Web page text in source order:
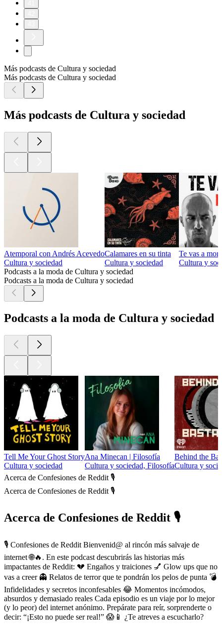
Más podcasts de Cultura y sociedad
Más podcasts de Cultura y sociedad
Más podcasts de Cultura y sociedad
Atemporal con Andrés Acevedo
Cultura y sociedad
Calamares en su tinta
Cultura y sociedad
Te vas a
Cultura y
Podcasts a la moda de Cultura y sociedad
Podcasts a la moda de Cultura y sociedad
Podcasts a la moda de Cultura y sociedad
Tell Me Your Ghost Story
Cultura y sociedad
Ana Minecan | Filosofía
Cultura y sociedad, Filosofía
Behind the
Cultura y
Acerca de Confesiones de Reddit 🎙️
Acerca de Confesiones de Reddit 🎙️
Acerca de Confesiones de Reddit 🎙️
🎙️ Confesiones de Reddit Bienvenid@ al rincón más salvaje de
internet 🌐🔥. En este podcast descubrirás las historias más
impactantes de Reddit: 💔 Engaños y traiciones 💅 Glow ups que no
vas a creer 👻 Relatos de terror que te pondrán los pelos de punta 💣
Infidelidades y secretos inconfesables 😂 Momentos incómodos,
absurdos y demasiado reales Cada episodio es un viaje por lo mejor
(y lo peor) del internet anónimo. Prepárate para reír, sorprenderte o
decir: “¡Esto no puede ser real!” 😱📱 ¿Te atreves a escucharlo?